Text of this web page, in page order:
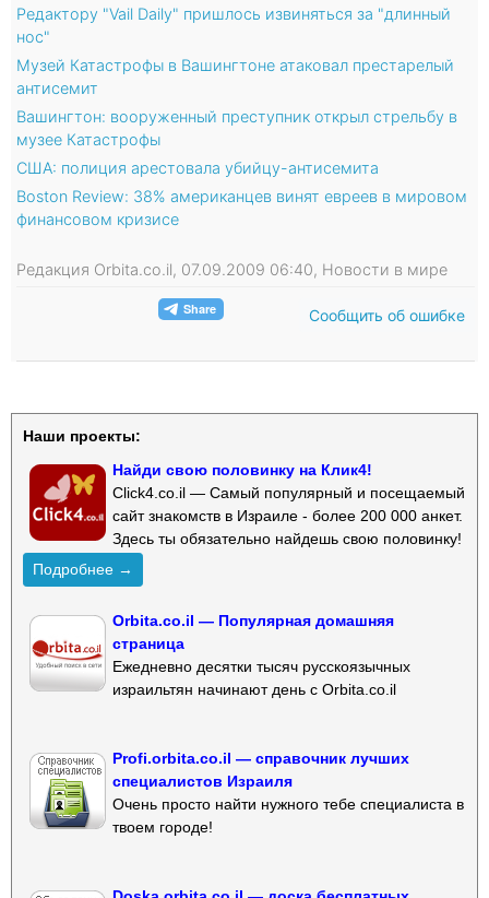
Редактору "Vail Daily" пришлось извиняться за "длинный
нос"
Музей Катастрофы в Вашингтоне атаковал престарелый
антисемит
Вашингтон: вооруженный преступник открыл стрельбу в
музее Катастрофы
США: полиция арестовала убийцу-антисемита
Boston Review: 38% американцев винят евреев в мировом
финансовом кризисе
Редакция Orbita.co.il, 07.09.2009 06:40, Новости в мире
Сообщить об ошибке
Наши проекты:
Найди свою половинку на Клик4!
Click4.co.il — Самый популярный и посещаемый
сайт знакомств в Израиле - более 200 000 анкет.
Здесь ты обязательно найдешь свою половинку!
Подробнее →
Orbita.co.il — Популярная домашняя
страница
Ежедневно десятки тысяч русскоязычных
израильтян начинают день с Orbita.co.il
Profi.orbita.co.il — справочник лучших
специалистов Израиля
Очень просто найти нужного тебе специалиста в
твоем городе!